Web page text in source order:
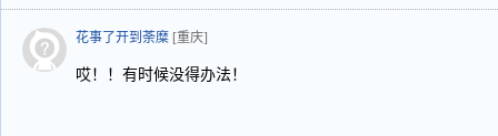
花事了开到荼糜 [重庆]
哎！！有时候没得办法！